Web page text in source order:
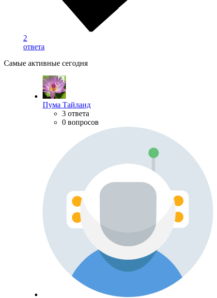
2
ответа
Самые активные сегодня
Пума Тайланд
3 ответа
0 вопросов